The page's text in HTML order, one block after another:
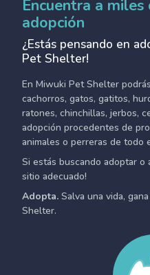
Encuentra a
adopción
¿Estás pensando en
Pet Shelter!
En Miwuki Pet Shelter
cachorros, gatos, gatitos,
ratones, chinchillas, jerbos,
adopción procedentes de
animales o perreras de todo
Si estás buscando adoptar o
sitio adecuado!
Adopta. Salva una vida,
Shelter.